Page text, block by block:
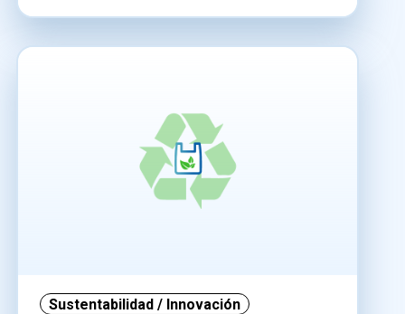
Sustentabilidad / Innovación